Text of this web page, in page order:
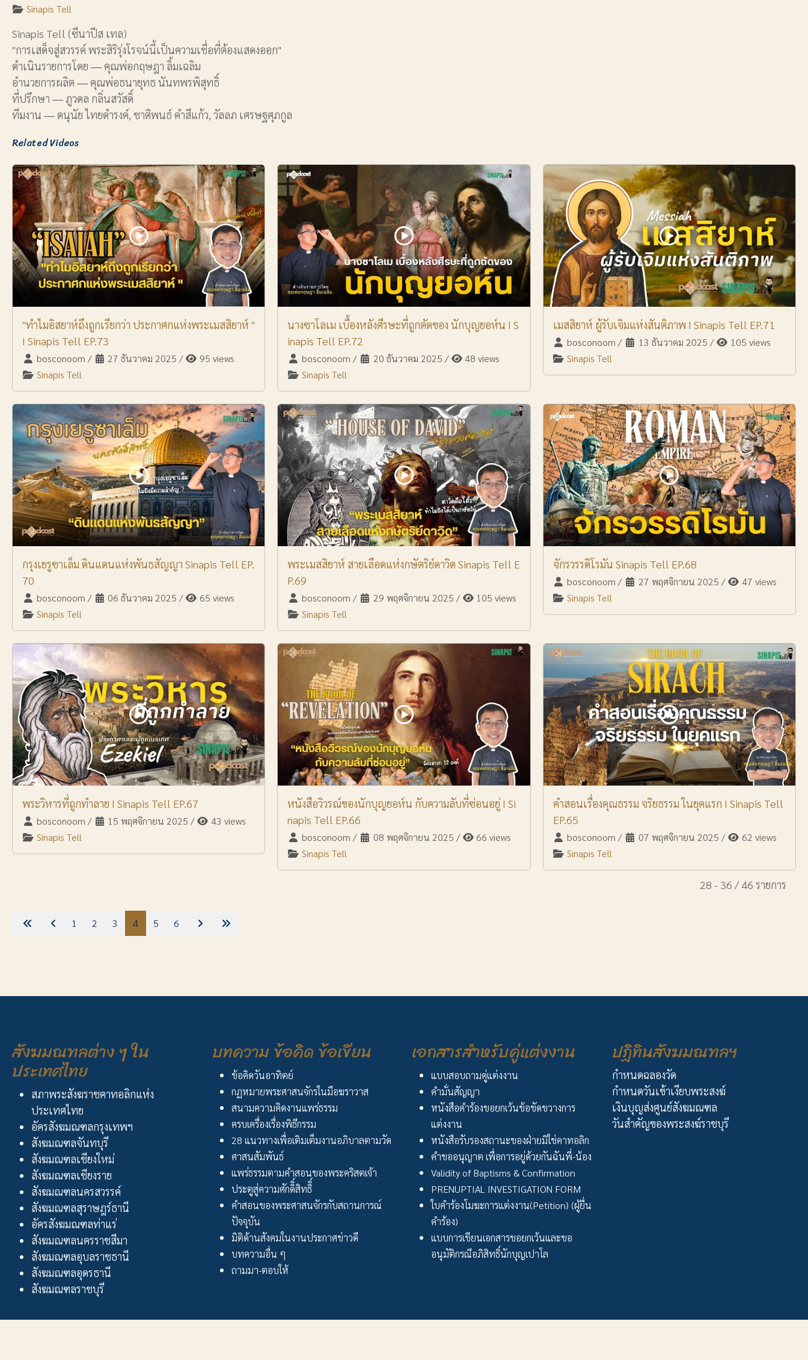
Sinapis Tell
Sinapis Tell (ซีนาปีส เทล)
"การเสด็จสู่สวรรค์ พระสิริรุ่งโรจน์นี้เป็นความเชื่อที่ต้องแสดงออก"
ดำเนินรายการโดย ― คุณพ่อกฤษฎา ลิ้มเฉลิม
อำนวยการผลิต ― คุณพ่อธนายุทธ นันทพรพิสุทธิ์
ที่ปรึกษา ― ภูวดล กลิ่นสวัสดิ์
ทีมงาน ― ดนุนัย ไทยดำรงค์, ชาติพนธ์ คำสีแก้ว, วัลลภ เศรษฐศุภกูล
Related Videos
"ทำไมอิสยาห์ถึงถูกเรียกว่า ประกาศกแห่งพระเมสสิยาห์ "
I Sinapis Tell EP.73
bosconoom / 27 ธันวาคม 2025 /
95 views
Sinapis Tell
นางซาโลเม เบื้องหลังศีรษะที่ถูกตัดของ นักบุญยอห์น I S
inapis Tell EP.72
bosconoom / 20 ธันวาคม 2025 /
48 views
Sinapis Tell
เมสสิยาห์ ผู้รับเจิมแห่งสันติภาพ I Sinapis Tell EP.71
bosconoom / 13 ธันวาคม 2025 /
105 views
Sinapis Tell
กรุงเยรูซาเล็ม ดินแดนแห่งพันธสัญญา Sinapis Tell EP.
70
bosconoom / 06 ธันวาคม 2025 /
65 views
Sinapis Tell
พระเมสสิยาห์ สายเลือดแห่งกษัตริย์ดาวิด Sinapis Tell E
P.69
bosconoom / 29 พฤศจิกายน 2025 /
105 views
Sinapis Tell
จักรวรรดิโรมัน Sinapis Tell EP.68
bosconoom / 27 พฤศจิกายน 2025 /
47 views
Sinapis Tell
พระวิหารที่ถูกทำลาย I Sinapis Tell EP.67
bosconoom / 15 พฤศจิกายน 2025 /
43 views
Sinapis Tell
หนังสือวิวรณ์ของนักบุญยอห์น กับความลับที่ซ่อนอยู่ I Si
napis Tell EP.66
bosconoom / 08 พฤศจิกายน 2025 /
66 views
Sinapis Tell
คำสอนเรื่องคุณธรรม จริยธรรม ในยุคแรก I Sinapis Tell
EP.65
bosconoom / 07 พฤศจิกายน 2025 /
62 views
Sinapis Tell
28 - 36 / 46 รายการ
1 2 3 4 5 6
สังฆมณฑลต่าง ๆ ใน
ประเทศไทย
สภาพระสังฆราชคาทอลิกแห่ง
ประเทศไทย
อัครสังฆมณฑลกรุงเทพฯ
สังฆมณฑลจันทบุรี
สังฆมณฑลเชียงใหม่
สังฆมณฑลเชียงราย
สังฆมณฑลนครสวรรค์
สังฆมณฑลสุราษฎร์ธานี
อัครสังฆมณฑลท่าแร่
สังฆมณฑลนครราชสีมา
สังฆมณฑลอุบลราชธานี
สังฆมณฑลอุดรธานี
สังฆมณฑลราชบุรี
บทความ ข้อคิด ข้อเขียน
ข้อคิดวันอาทิตย์
กฏหมายพระศาสนจักรในมือฆราวาส
สนามความคิดงานแพร่ธรรม
ครบเครื่องเรื่องพิธีกรรม
28 แนวทางเพื่อเติมเต็มงานอภิบาลตามวัด
ศาสนสัมพันธ์
แพร่ธรรมตามคำสอนของพระคริสตเจ้า
ประตูสู่ความศักดิิ์สิทธิิ์
คำสอนของพระศาสนจักรกับสถานการณ์
ปัจจุบัน
มิติด้านสังคมในงานประกาศข่าวดี
บทความอื่น ๆ
ถามมา-ตอบให้
เอกสารสำหรับคู่แต่งงาน
แบบสอบถามคู่แต่งงาน
คำมั่นสัญญา
หนังสือคำร้องขอยกเว้นข้อขัดขวางการ
แต่งงาน
หนังสือรับรองสถานะของฝ่ายมิใช่คาทอลิก
คำขออนุญาต เพื่อการอยู่ด้วยกันฉันพี่-น้อง
Validity of Baptisms & Confirmation
PRENUPTIAL INVESTIGATION FORM
ใบคำร้องโมฆะการแต่งงาน(Petition) (ผู้ยื่น
คำร้อง)
แบบการเขียนเอกสารขอยกเว้นและขอ
อนุมัติกรณีอภิสิทธิ์นักบุญเปาโล
ปฏิทินสังฆมณฑลฯ
กำหนดฉลองวัด
กำหนดวันเข้าเงียบพระสงฆ์
เงินบุญส่งศูนย์สังฆมณฑล
วันสำคัญของพระสงฆ์ราชบุรี